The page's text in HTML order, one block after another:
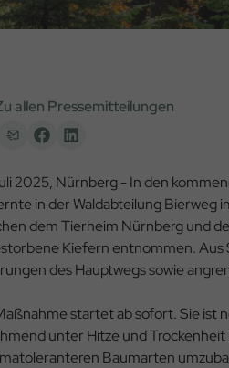
allen Pressemitteilungen
2025, Nürnberg - In den
in der Waldabteilung Bierweg
dem Tierheim Nürnberg und
Kiefern entnommen. Aus
des Hauptwegs sowie
startet ab sofort. Sie ist
unter Hitze und Trockenheit
Baumarten